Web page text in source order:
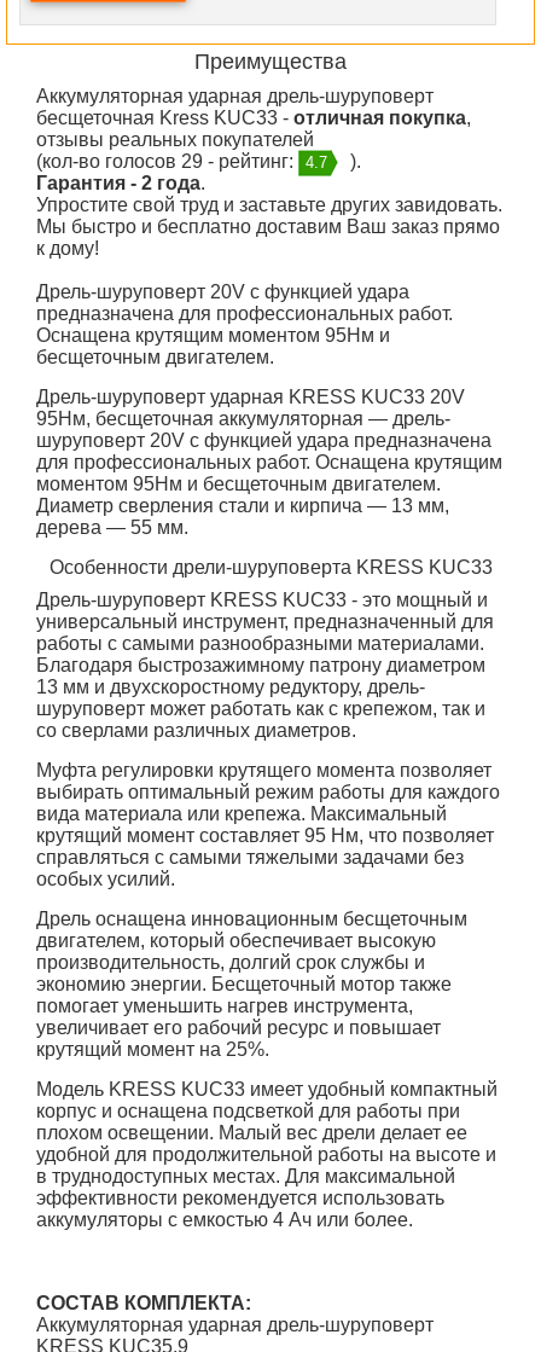
Преимущества
Аккумуляторная ударная дрель-шуруповерт
бесщеточная Kress KUC33 - отличная покупка,
отзывы реальных покупателей
(кол-во голосов 29 - рейтинг:
4.7
).
Гарантия - 2 года.
Упростите свой труд и заставьте других завидовать.
Мы быстро и бесплатно доставим Ваш заказ прямо
к дому!
Дрель-шуруповерт 20V с функцией удара
предназначена для профессиональных работ.
Оснащена крутящим моментом 95Нм и
бесщеточным двигателем.
Дрель-шуруповерт ударная KRESS KUC33 20V
95Нм, бесщеточная аккумуляторная — дрель-
шуруповерт 20V с функцией удара предназначена
для профессиональных работ. Оснащена крутящим
моментом 95Нм и бесщеточным двигателем.
Диаметр сверления стали и кирпича — 13 мм,
дерева — 55 мм.
Особенности дрели-шуруповерта KRESS KUC33
Дрель-шуруповерт KRESS KUC33 - это мощный и
универсальный инструмент, предназначенный для
работы с самыми разнообразными материалами.
Благодаря быстрозажимному патрону диаметром
13 мм и двухскоростному редуктору, дрель-
шуруповерт может работать как с крепежом, так и
со сверлами различных диаметров.
Муфта регулировки крутящего момента позволяет
выбирать оптимальный режим работы для каждого
вида материала или крепежа. Максимальный
крутящий момент составляет 95 Нм, что позволяет
справляться с самыми тяжелыми задачами без
особых усилий.
Дрель оснащена инновационным бесщеточным
двигателем, который обеспечивает высокую
производительность, долгий срок службы и
экономию энергии. Бесщеточный мотор также
помогает уменьшить нагрев инструмента,
увеличивает его рабочий ресурс и повышает
крутящий момент на 25%.
Модель KRESS KUC33 имеет удобный компактный
корпус и оснащена подсветкой для работы при
плохом освещении. Малый вес дрели делает ее
удобной для продолжительной работы на высоте и
в труднодоступных местах. Для максимальной
эффективности рекомендуется использовать
аккумуляторы с емкостью 4 Ач или более.
СОСТАВ КОМПЛЕКТА:
Аккумуляторная ударная дрель-шуруповерт
KRESS KUС35.9